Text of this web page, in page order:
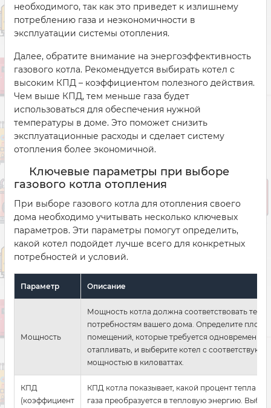
необходимого, так как это приведет к излишнему
потреблению газа и неэкономичности в
эксплуатации системы отопления.
Далее, обратите внимание на энергоэффективность
газового котла. Рекомендуется выбирать котел с
высоким КПД – коэффициентом полезного действия.
Чем выше КПД, тем меньше газа будет
использоваться для обеспечения нужной
температуры в доме. Это поможет снизить
эксплуатационные расходы и сделает систему
отопления более экономичной.
Ключевые параметры при выборе
газового котла отопления
При выборе газового котла для отопления своего
дома необходимо учитывать несколько ключевых
параметров. Эти параметры помогут определить,
какой котел подойдет лучше всего для конкретных
потребностей и условий.
Параметр Описание
Мощность
Мощность котла должна соответствовать
потребностям вашего дома. Определите
помещений, которые требуется одновременно
отапливать, и выберите котел с
мощностью в киловаттах.
КПД
(коэффициент
КПД котла показывает, какой процент тепла из
газа преобразуется в тепловую энергию.